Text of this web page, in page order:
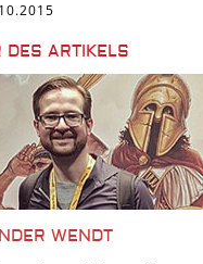
DES ARTIKELS
WENDT